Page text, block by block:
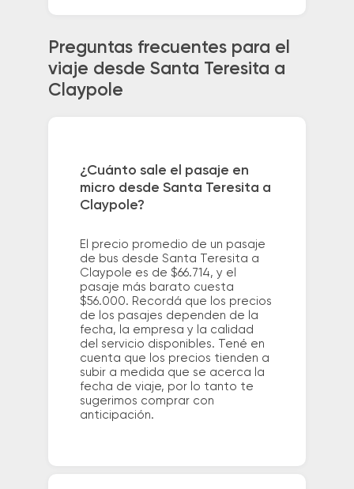
Preguntas frecuentes para el
viaje desde Santa Teresita a
Claypole
¿Cuánto sale el pasaje en
micro desde Santa Teresita a
Claypole?
El precio promedio de un pasaje
de bus desde Santa Teresita a
Claypole es de $66.714, y el
pasaje más barato cuesta
$56.000. Recordá que los precios
de los pasajes dependen de la
fecha, la empresa y la calidad
del servicio disponibles. Tené en
cuenta que los precios tienden a
subir a medida que se acerca la
fecha de viaje, por lo tanto te
sugerimos comprar con
anticipación.